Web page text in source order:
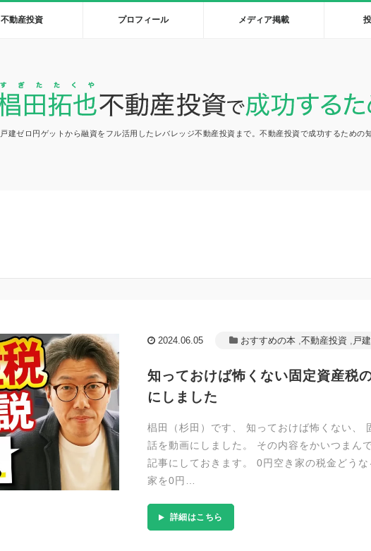
不動産投資 プロフィール メディア掲載
戸建ゼロ円ゲットから融資をフル活用したレバレッジ不動産投資まで。不動産投資で成功するための
2024.06.05 おすすめの本 ,不動産投資 , 戸
知っておけば怖くない固定資産税
にしました
椙田（杉田）です、 知っておけば怖くない、
話を動画にしました。 その内容をかいつまん
記事にしておきます。 0円空き家の税金どうな
家を0円…
詳細はこちら